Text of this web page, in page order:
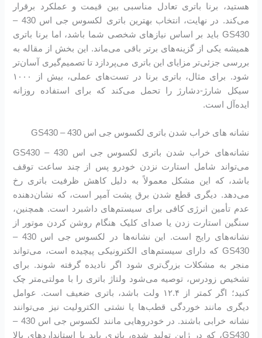
هستید، برنا باتری تعادل مناسبی بین قیمت و عملکرد برقرار
می‌کند. در نهایت، انتخاب بهترین باتری لکسوس جی اس 430 –
GS430 باید بر اساس نیازهای شخصی شما باشد، اما برنا باتری
همیشه یکی از گزینه‌های برتر باقی می‌ماند. این بخش از مقاله به
بررسی جزئی‌تر مزایای این باتری می‌پردازد تا تصمیم‌گیری آسان‌تر
شود. برای مثال، باتری برنا در تست‌های عملی، بیش از ۱۰۰۰
سیکل شارژ-دشارژ را تحمل می‌کند که برای استفاده روزانه
ایده‌آل است.
نشانه های خراب شدن باتری لکسوس جی اس 430 – GS430
نشانه‌های خراب شدن باتری لکسوس جی اس 430 – GS430
می‌تواند شامل استارت نزدن خودرو پس از چند ساعت توقف
باشد، که این مشکل معمولاً به دلیل کاهش ظرفیت باتری رخ
می‌دهد. دیگری قطع شدن برق پشت آمپر است، که نشان‌دهنده
عدم تأمین انرژی کافی برای سیستم‌های داشبرد است. همچنین،
سنگین استارت زدن یا صدای کلیک هنگام روشن کردن موتور از
نشانه‌های رایج است. این نشانه‌ها در لکسوس جی اس 430 –
GS430 که دارای سیستم‌های الکترونیکی پیچیده است، می‌تواند
منجر به مشکلات بزرگ‌تری شود اگر نادیده گرفته شوند. برای
تشخیص زودرس، توصیه می‌شود ولتاژ باتری را با مولتی‌متر چک
کنید؛ اگر کمتر از ۱۲.۴ ولت باشد، باتری ضعیف است. عوامل
دیگری مانند خوردگی قطب‌ها یا نشتی الکترولیت نیز می‌توانند
نشانه خرابی باشند. در خودروهایی مانند لکسوس جی اس 430 –
GS430، که در ژاپن تولید شده، باتری باید با استانداردهای بالا